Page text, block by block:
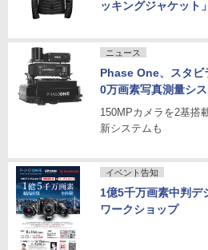
ッキングジャケット
ニュース
Phase One、スタビ
0万画素写真測量シ
150MPカメラを2基
新システムも
イベント告知
1億5千万画素中判デ
ワークショップ